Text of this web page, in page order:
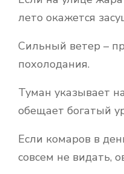
лето окажется
Сильный ветер –
похолодания.
Туман указывает
обещает богатый
Если комаров в
совсем не видать,